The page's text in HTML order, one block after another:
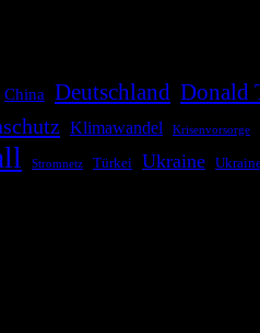
China Deutschland Donald
Klimawandel Krisenvorsorge
Stromnetz Türkei Ukraine